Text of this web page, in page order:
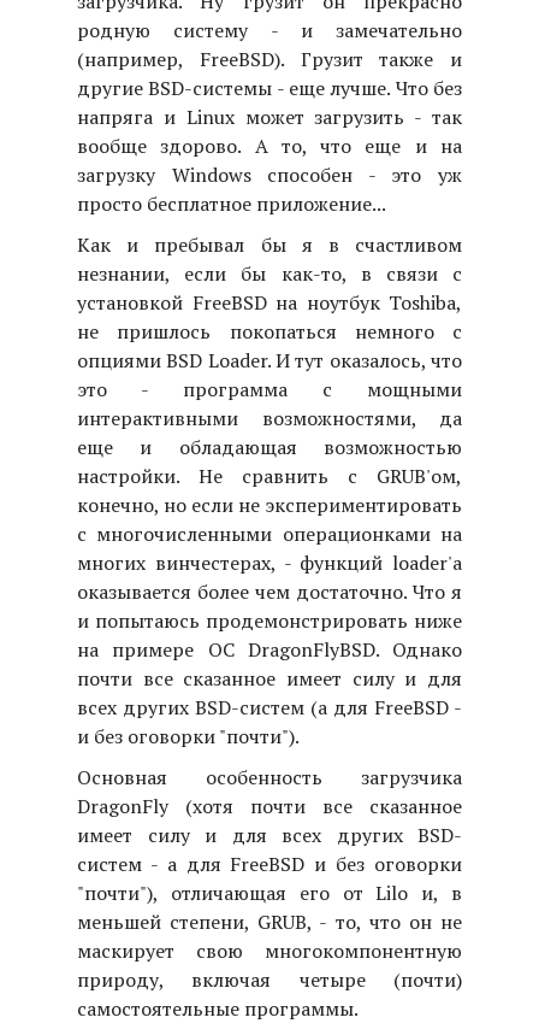
родную систему - и замечательно
(например, FreeBSD). Грузит также и
другие BSD-системы - еще лучше. Что без
напряга и Linux может загрузить - так
вообще здорово. А то, что еще и на
загрузку Windows способен - это уж
просто бесплатное приложение...
Как и пребывал бы я в счастливом
незнании, если бы как-то, в связи с
установкой FreeBSD на ноутбук Toshiba,
не пришлось покопаться немного с
опциями BSD Loader. И тут оказалось, что
это - программа с мощными
интерактивными возможностями, да
еще и обладающая возможностью
настройки. Не сравнить с GRUB'ом,
конечно, но если не экспериментировать
с многочисленными операционками на
многих винчестерах, - функций loader'а
оказывается более чем достаточно. Что я
и попытаюсь продемонстрировать ниже
на примере ОС DragonFlyBSD. Однако
почти все сказанное имеет силу и для
всех других BSD-систем (а для FreeBSD -
и без оговорки "почти").
Основная особенность загрузчика
DragonFly (хотя почти все сказанное
имеет силу и для всех других BSD-
систем - а для FreeBSD и без оговорки
"почти"), отличающая его от Lilo и, в
меньшей степени, GRUB, - то, что он не
маскирует свою многокомпонентную
природу, включая четыре (почти)
самостоятельные программы.